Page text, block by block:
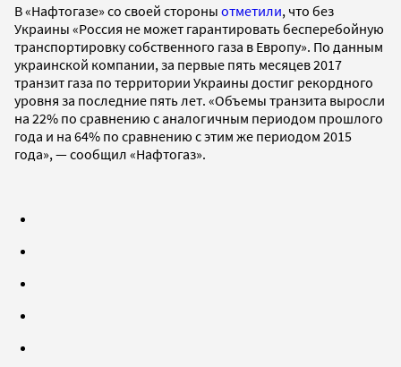
В «Нафтогазе» со своей стороны отметили, что без
Украины «Россия не может гарантировать бесперебойную
транспортировку собственного газа в Европу». По данным
украинской компании, за первые пять месяцев 2017
транзит газа по территории Украины достиг рекордного
уровня за последние пять лет. «Объемы транзита выросли
на 22% по сравнению с аналогичным периодом прошлого
года и на 64% по сравнению с этим же периодом 2015
года», — сообщил «Нафтогаз».